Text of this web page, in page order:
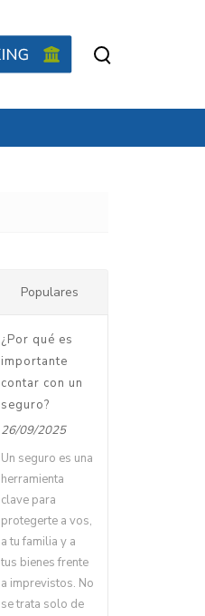
Populares
¿Por qué es
importante
contar con un
seguro?
26/09/2025
Un seguro es una
herramienta
clave para
protegerte a vos,
a tu familia y a
tus bienes frente
a imprevistos. No
se trata solo de